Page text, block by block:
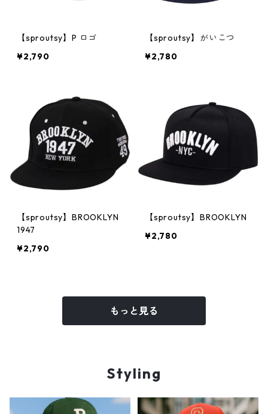
【sproutsy】P ロゴ
¥2,790
【sproutsy】がいこつ
¥2,780
【sproutsy】BROOKLYN
1947
¥2,790
【sproutsy】BROOKLYN
¥2,780
もっと見る
Styling